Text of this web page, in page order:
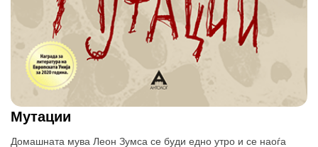
Мутации
Домашната мува Леон Зумса се буди едно утро и се наоѓа